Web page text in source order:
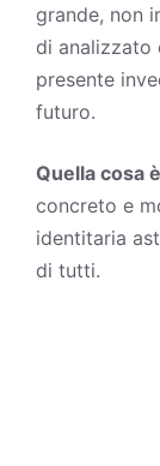
grande, non
di analizzato
presente
futuro.
Quella cosa
concreto e
identitaria
di tutti.